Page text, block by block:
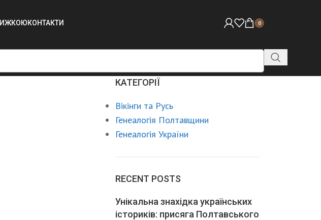
КОНТАКТИ 0
КАТЕГОРІЇ
Вікінги та Русь
Генеалогія Полтавщини
Генеалогія України
RECENT POSTS
Унікальна знахідка українських
істориків: присяга Полтавського